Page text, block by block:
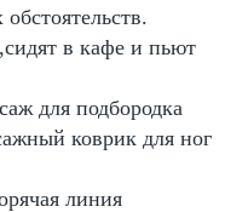
в кафе и пьют
для подбородка
коврик для ног
линия